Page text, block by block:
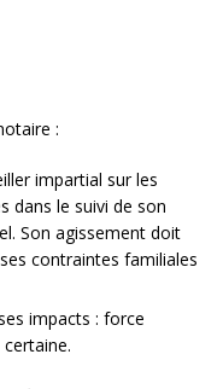
:
impartial sur les
dans le suivi de son
Son agissement doit
contraintes familiales
impacts : force